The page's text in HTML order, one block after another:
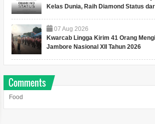
BP Batam Perkuat
Transparansi Layanan
Pertanahan, Alokasi
Lantik
Jaga
Kelas Dunia, Raih Diamond Status
07 Aug 2026
Kwarcab Lingga Kirim 41 Orang
Jambore Nasional XII Tahun 2026
Comments
Food